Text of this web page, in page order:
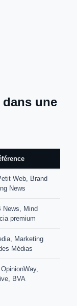
une
Web, Brand
News
News, Mind
premium
Marketing
Médias
BVA